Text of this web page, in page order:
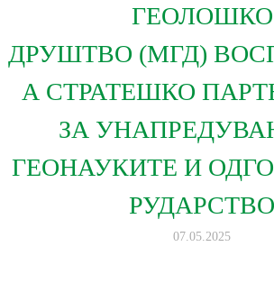
ГЕОЛОШКО
ДРУШТВО (МГД)
А СТРАТЕШКО
ЗА
ГЕОНАУКИТЕ И
РУДАРСТВО
07.05.2025